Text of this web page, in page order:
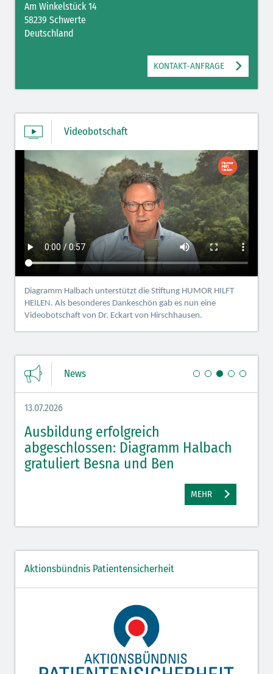
Am Winkelstück 14
58239 Schwerte
Deutschland
KONTAKT-ANFRAGE
Videobotschaft
Diagramm Halbach unterstützt die Stiftung HUMOR HILFT
HEILEN. Als besonderes Dankeschön gab es nun eine
Videobotschaft von Dr. Eckart von Hirschhausen.
News
13.07.2026
Ausbildung erfolgreich
abgeschlossen: Diagramm Halbach
gratuliert Besna und Ben
MEHR
Aktionsbündnis Patientensicherheit